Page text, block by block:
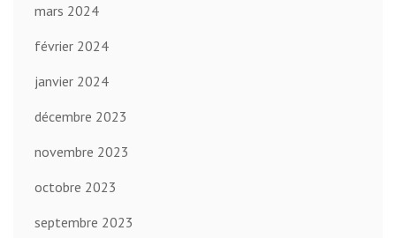
mars 2024
février 2024
janvier 2024
décembre 2023
novembre 2023
octobre 2023
septembre 2023